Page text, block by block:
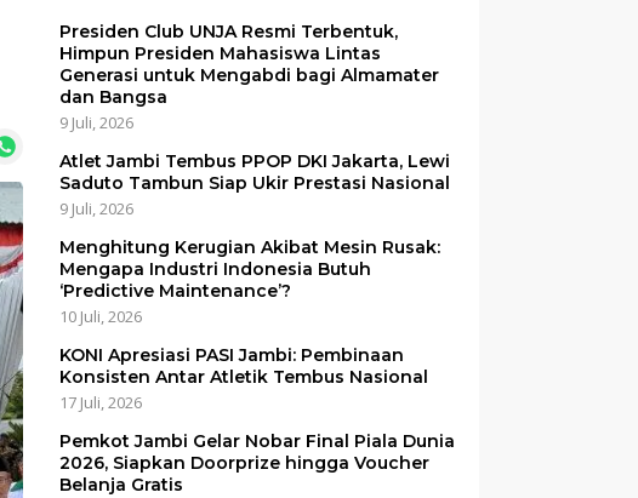
Presiden Club UNJA Resmi Terbentuk,
Himpun Presiden Mahasiswa Lintas
Generasi untuk Mengabdi bagi Almamater
dan Bangsa
9 Juli, 2026
Atlet Jambi Tembus PPOP DKI Jakarta, Lewi
Saduto Tambun Siap Ukir Prestasi Nasional
9 Juli, 2026
Menghitung Kerugian Akibat Mesin Rusak:
Mengapa Industri Indonesia Butuh
‘Predictive Maintenance’?
10 Juli, 2026
KONI Apresiasi PASI Jambi: Pembinaan
Konsisten Antar Atletik Tembus Nasional
17 Juli, 2026
Pemkot Jambi Gelar Nobar Final Piala Dunia
2026, Siapkan Doorprize hingga Voucher
Belanja Gratis